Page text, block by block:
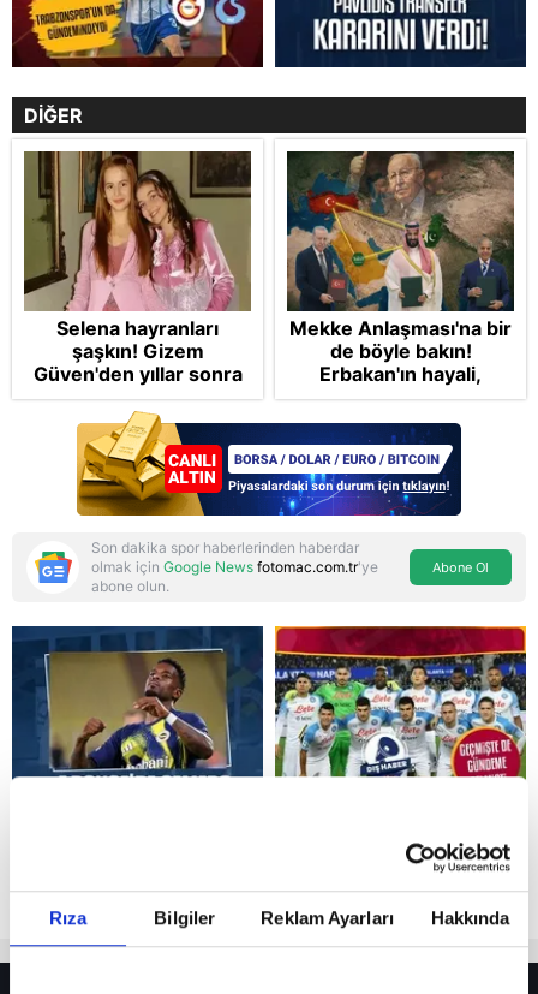
Rıza Bilgiler Reklam Ayarları Hakkında
Reddet
DİĞER
Selena hayranları
şaşkın! Gizem
Güven'den yıllar sonra
gelen Cansu Demirci
itirafı! "Konuşmuyoruz"
Mekke Anlaşması'na bir
de böyle bakın!
Erbakan'ın hayali,
Cumhur'un vizyonu:
İslam NATO'suna
Başkan Erdoğan mührü
Son dakika spor haberlerinden haberdar
olmak için Google News fotomac.com.tr'ye
abone olun.
Abone Ol